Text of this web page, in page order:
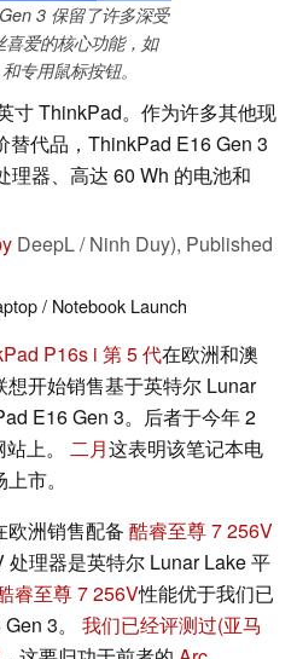
3 保留了许多深受
爱的核心功能，如
专用鼠标按钮。
寸 ThinkPad。作为许多其他现
替代品，ThinkPad E16 Gen 3
理器、高达 60 Wh 的电池和
DeepL / Ninh Duy), Published
/ Notebook Launch
P16s i 第 5 代在欧洲和澳
开始销售基于英特尔 Lunar
E16 Gen 3。后者于今年 2
上。 二月这表明该笔记本电
市。
欧洲销售配备 酷睿至尊 7 256V
理器是英特尔 Lunar Lake 平
睿至尊 7 256V性能优于我们已
3。 我们已经评测过(亚马